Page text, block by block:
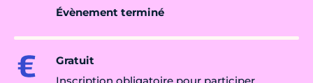
Évènement terminé
Gratuit